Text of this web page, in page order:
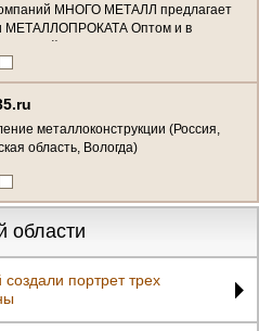
МНОГО МЕТАЛЛ предлагает
МЕТАЛЛОПРОКАТА Оптом и в
Широкий ассортимент. Резка в
(Россия, Вологодская область,
металлоконструкции (Россия,
область, Вологда)
области
портрет трех